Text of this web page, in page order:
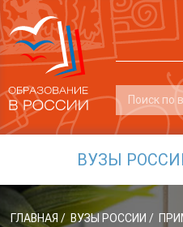
ВУЗЫ
ГЛАВНАЯ / ВУЗЫ РОССИИ /